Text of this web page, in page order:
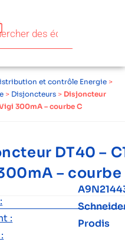
et contrôle Energie >
> Disjoncteurs > Disjoncteur
Vigi 300mA – courbe C
DT40 –
– courbe
: Prodis